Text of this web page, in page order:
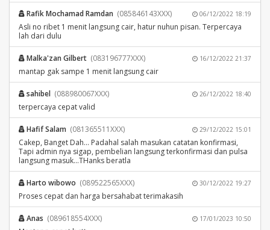
06/12/2022 18:19
Rafik Mochamad Ramdan (085846143XXX)
Asli no ribet 1 menit langsung cair, hatur nuhun pisan. Terpercaya
lah dari dulu
16/12/2022 21:37
Malka'zan Gilbert (083196777XXX)
mantap gak sampe 1 menit langsung cair
26/12/2022 18:40
sahibel (088980067XXX)
terpercaya cepat valid
29/12/2022 15:01
Hafif Salam (081365511XXX)
Cakep, Banget Dah... Padahal salah masukan catatan konfirmasi,
Tapi admin nya sigap, pembelian langsung terkonfirmasi dan pulsa
langsung masuk...THanks beratla
30/12/2022 19:27
Harto wibowo (089522565XXX)
Proses cepat dan harga bersahabat terimakasih
17/01/2023 10:50
Anas (089618554XXX)